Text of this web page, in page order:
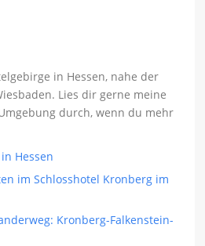
in Hessen, nahe der
Lies dir gerne meine
durch, wenn du mehr
Hessen
im Schlosshotel Kronberg im
Kronberg-Falkenstein-